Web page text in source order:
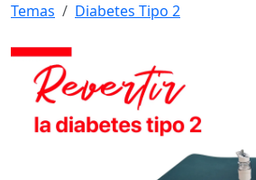
Temas Diabetes Tipo 2